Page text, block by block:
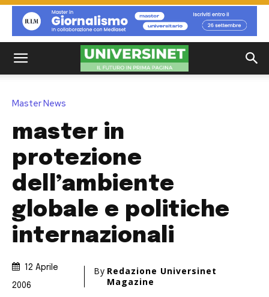
Master News
master in
protezione
dell’ambiente
globale e politiche
internazionali
12 Aprile
2006
By Redazione Universinet
Magazine